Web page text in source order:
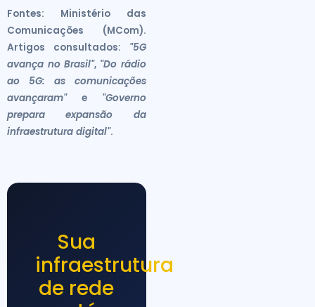
Fontes: Ministério das
Comunicações (MCom).
Artigos consultados: "5G
avança no Brasil", "Do rádio
ao 5G: as comunicações
avançaram"e "Governo
prepara expansão da
infraestrutura digital".
Sua
infraestrutura
de rede